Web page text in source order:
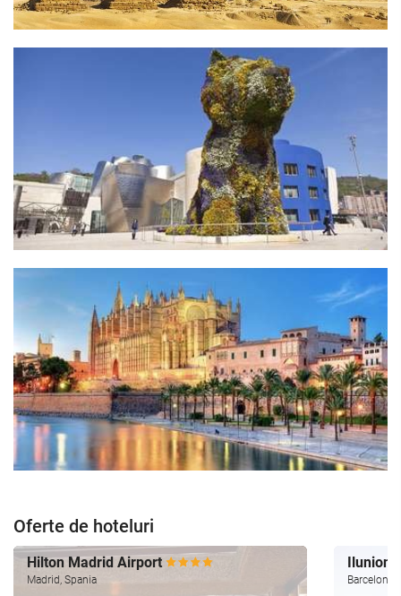
Oferte de hoteluri
Hilton Madrid Airport
Madrid, Spania
Ilunion
Barcelona,